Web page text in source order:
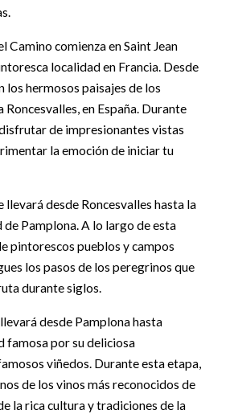
Camino comienza en Saint Jean
localidad en Francia. Desde
los hermosos paisajes de los
Roncesvalles, en España. Durante
de impresionantes vistas
la emoción de iniciar tu
llevará desde Roncesvalles hasta la
Pamplona. A lo largo de esta
pintorescos pueblos y campos
los pasos de los peregrinos que
durante siglos.
desde Pamplona hasta
famosa por su deliciosa
viñedos. Durante esta etapa,
de los vinos más reconocidos de
la rica cultura y tradiciones de la